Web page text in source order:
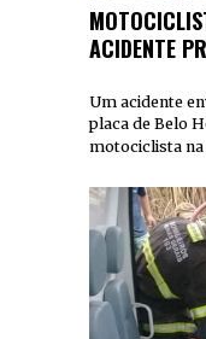
ACIDENTE
Um acidente
placa de Belo
motociclista